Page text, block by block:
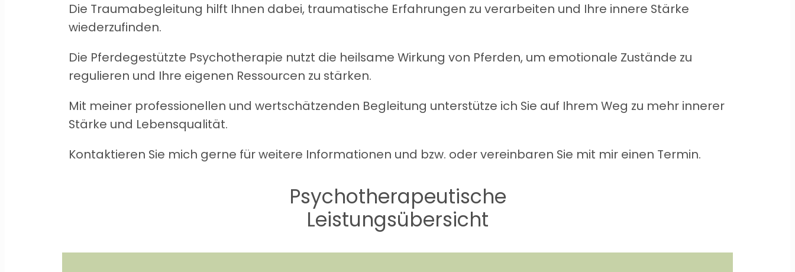
Die Traumabegleitung hilft Ihnen dabei, traumatische Erfahrungen zu verarbeiten und Ihre innere Stärke
wiederzufinden.
Die Pferdegestützte Psychotherapie nutzt die heilsame Wirkung von Pferden, um emotionale Zustände zu
regulieren und Ihre eigenen Ressourcen zu stärken.
Mit meiner professionellen und wertschätzenden Begleitung unterstütze ich Sie auf Ihrem Weg zu mehr innerer
Stärke und Lebensqualität.
Kontaktieren Sie mich gerne für weitere Informationen und bzw. oder vereinbaren Sie mit mir einen Termin.
Psychotherapeutische
Leistungsübersicht